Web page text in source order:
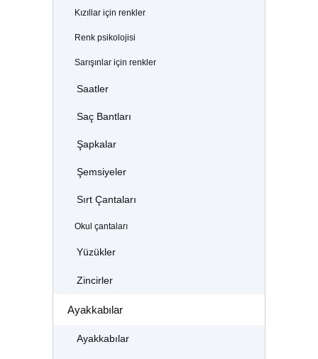
Kızıllar için renkler
Renk psikolojisi
Sarışınlar için renkler
Saatler
Saç Bantları
Şapkalar
Şemsiyeler
Sırt Çantaları
Okul çantaları
Yüzükler
Zincirler
Ayakkabılar
Ayakkabılar